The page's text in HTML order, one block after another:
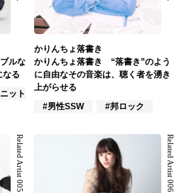
ルな
なる
ット #VOCALOID
かりんちょ落書き
かりんちょ落書き “落書き”のよう
に自由なその音楽は、聴く者を湧き
上がらせる
#男性SSW
#邦ロック
Related Artist 005 Related Artist 006